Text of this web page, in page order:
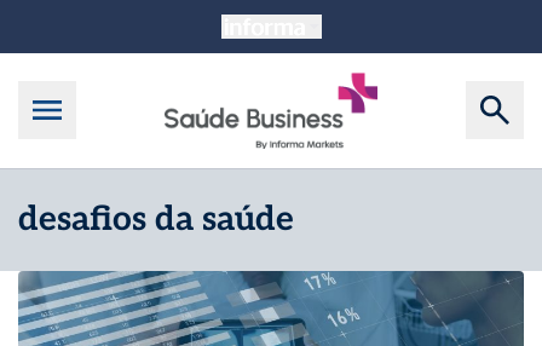
desafios da saúde